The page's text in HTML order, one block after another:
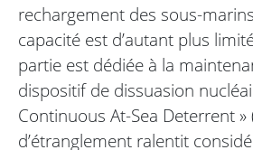
rechargement des sous-
capacité est d’autant plus
partie est dédiée à la
dispositif de dissuasion
Continuous At-Sea Deterrent »
d’étranglement ralentit